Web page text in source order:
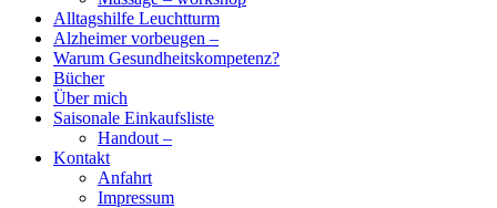
Alltagshilfe Leuchtturm
Alzheimer vorbeugen –
Warum Gesundheitskompetenz?
Bücher
Über mich
Saisonale Einkaufsliste
Handout –
Kontakt
Anfahrt
Impressum